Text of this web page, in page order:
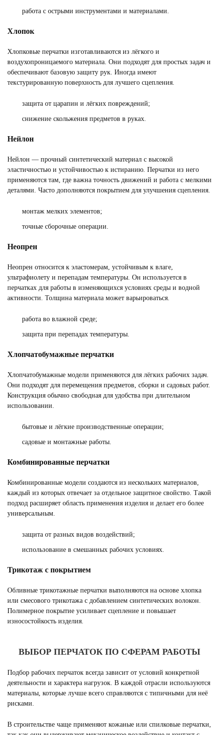
работа с острыми инструментами и материалами.
Хлопок
Хлопковые перчатки изготавливаются из лёгкого и
воздухопроницаемого материала. Они подходят для простых задач и
обеспечивают базовую защиту рук. Иногда имеют
текстурированную поверхность для лучшего сцепления.
защита от царапин и лёгких повреждений;
снижение скольжения предметов в руках.
Нейлон
Нейлон — прочный синтетический материал с высокой
эластичностью и устойчивостью к истиранию. Перчатки из него
применяются там, где важна точность движений и работа с мелкими
деталями. Часто дополняются покрытием для улучшения сцепления.
монтаж мелких элементов;
точные сборочные операции.
Неопрен
Неопрен относится к эластомерам, устойчивым к влаге,
ультрафиолету и перепадам температуры. Он используется в
перчатках для работы в изменяющихся условиях среды и водной
активности. Толщина материала может варьироваться.
работа во влажной среде;
защита при перепадах температуры.
Хлопчатобумажные перчатки
Хлопчатобумажные модели применяются для лёгких рабочих задач.
Они подходят для перемещения предметов, сборки и садовых работ.
Конструкция обычно свободная для удобства при длительном
использовании.
бытовые и лёгкие производственные операции;
садовые и монтажные работы.
Комбинированные перчатки
Комбинированные модели создаются из нескольких материалов,
каждый из которых отвечает за отдельное защитное свойство. Такой
подход расширяет область применения изделия и делает его более
универсальным.
защита от разных видов воздействий;
использование в смешанных рабочих условиях.
Трикотаж с покрытием
Обливные трикотажные перчатки выполняются на основе хлопка
или смесового трикотажа с добавлением синтетических волокон.
Полимерное покрытие усиливает сцепление и повышает
износостойкость изделия.
ВЫБОР ПЕРЧАТОК ПО СФЕРАМ РАБОТЫ
Подбор рабочих перчаток всегда зависит от условий конкретной
деятельности и характера нагрузок. В каждой отрасли используются
материалы, которые лучше всего справляются с типичными для неё
рисками.
В строительстве чаще применяют кожаные или спилковые перчатки,